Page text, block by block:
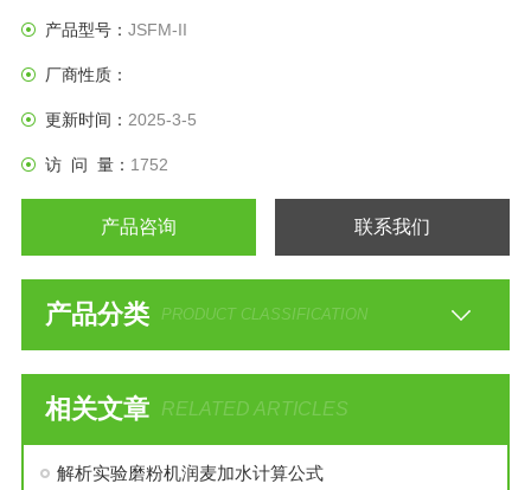
产品型号： JSFM-II
厂商性质：
更新时间： 2025-3-5
访 问 量： 1752
产品咨询 联系我们
产品分类 PRODUCT CLASSIFICATION
相关文章 RELATED ARTICLES
解析实验磨粉机润麦加水计算公式